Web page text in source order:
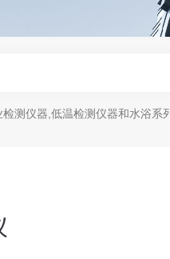
测仪器,低温检测仪器和水浴系